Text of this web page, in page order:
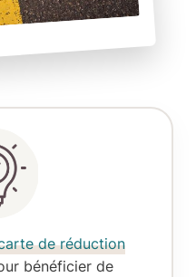
de réduction
bénéficier de